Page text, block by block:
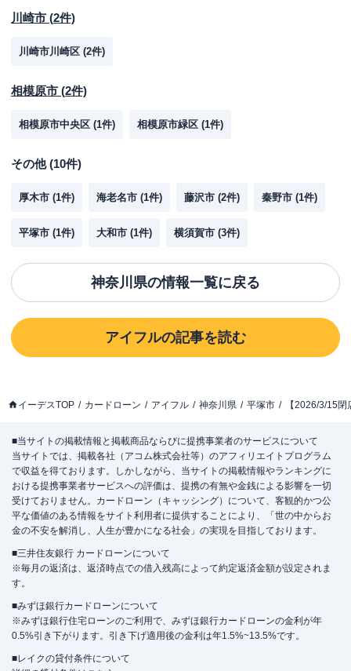
川崎市 (2件)
川崎市川崎区 (2件)
相模原市 (2件)
相模原市中央区 (1件) 相模原市緑区 (1件)
その他(10件)
厚木市 (1件) 海老名市 (1件) 藤沢市 (2件) 秦野市 (1件)
平塚市 (1件) 大和市 (1件) 横須賀市 (3件)
神奈川県の情報一覧に戻る
アイフルの記事を読む
イーデスTOP カードローン アイフル 神奈川県 平塚市 【2026/3/15
■当サイトの掲載情報と掲載商品ならびに提携事業者のサービスについて
当サイトでは、掲載各社（アコム株式会社等）のアフィリエイトプログラム
で収益を得ております。しかしながら、当サイトの掲載情報やランキングに
おける提携事業者サービスへの評価は、提携の有無や金銭による影響を一切
受けておりません。カードローン（キャッシング）について、客観的かつ公
平な価値のある情報をサイト利用者に提供することにより、「世の中からお
金の不安を解消し、人生が豊かになる社会」の実現を目指しております。
■三井住友銀行 カードローンについて
※毎月の返済は、返済時点での借入残高によって約定返済金額が設定されま
す。
■みずほ銀行カードローンについて
※みずほ銀行住宅ローンのご利用で、みずほ銀行カードローンの金利が年
0.5%引き下がります。引き下げ適用後の金利は年1.5%~13.5%です。
■レイクの貸付条件について